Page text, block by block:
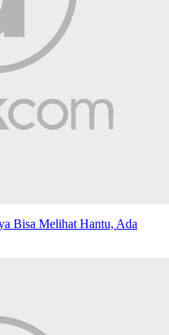
Bisa Melihat Hantu, Ada